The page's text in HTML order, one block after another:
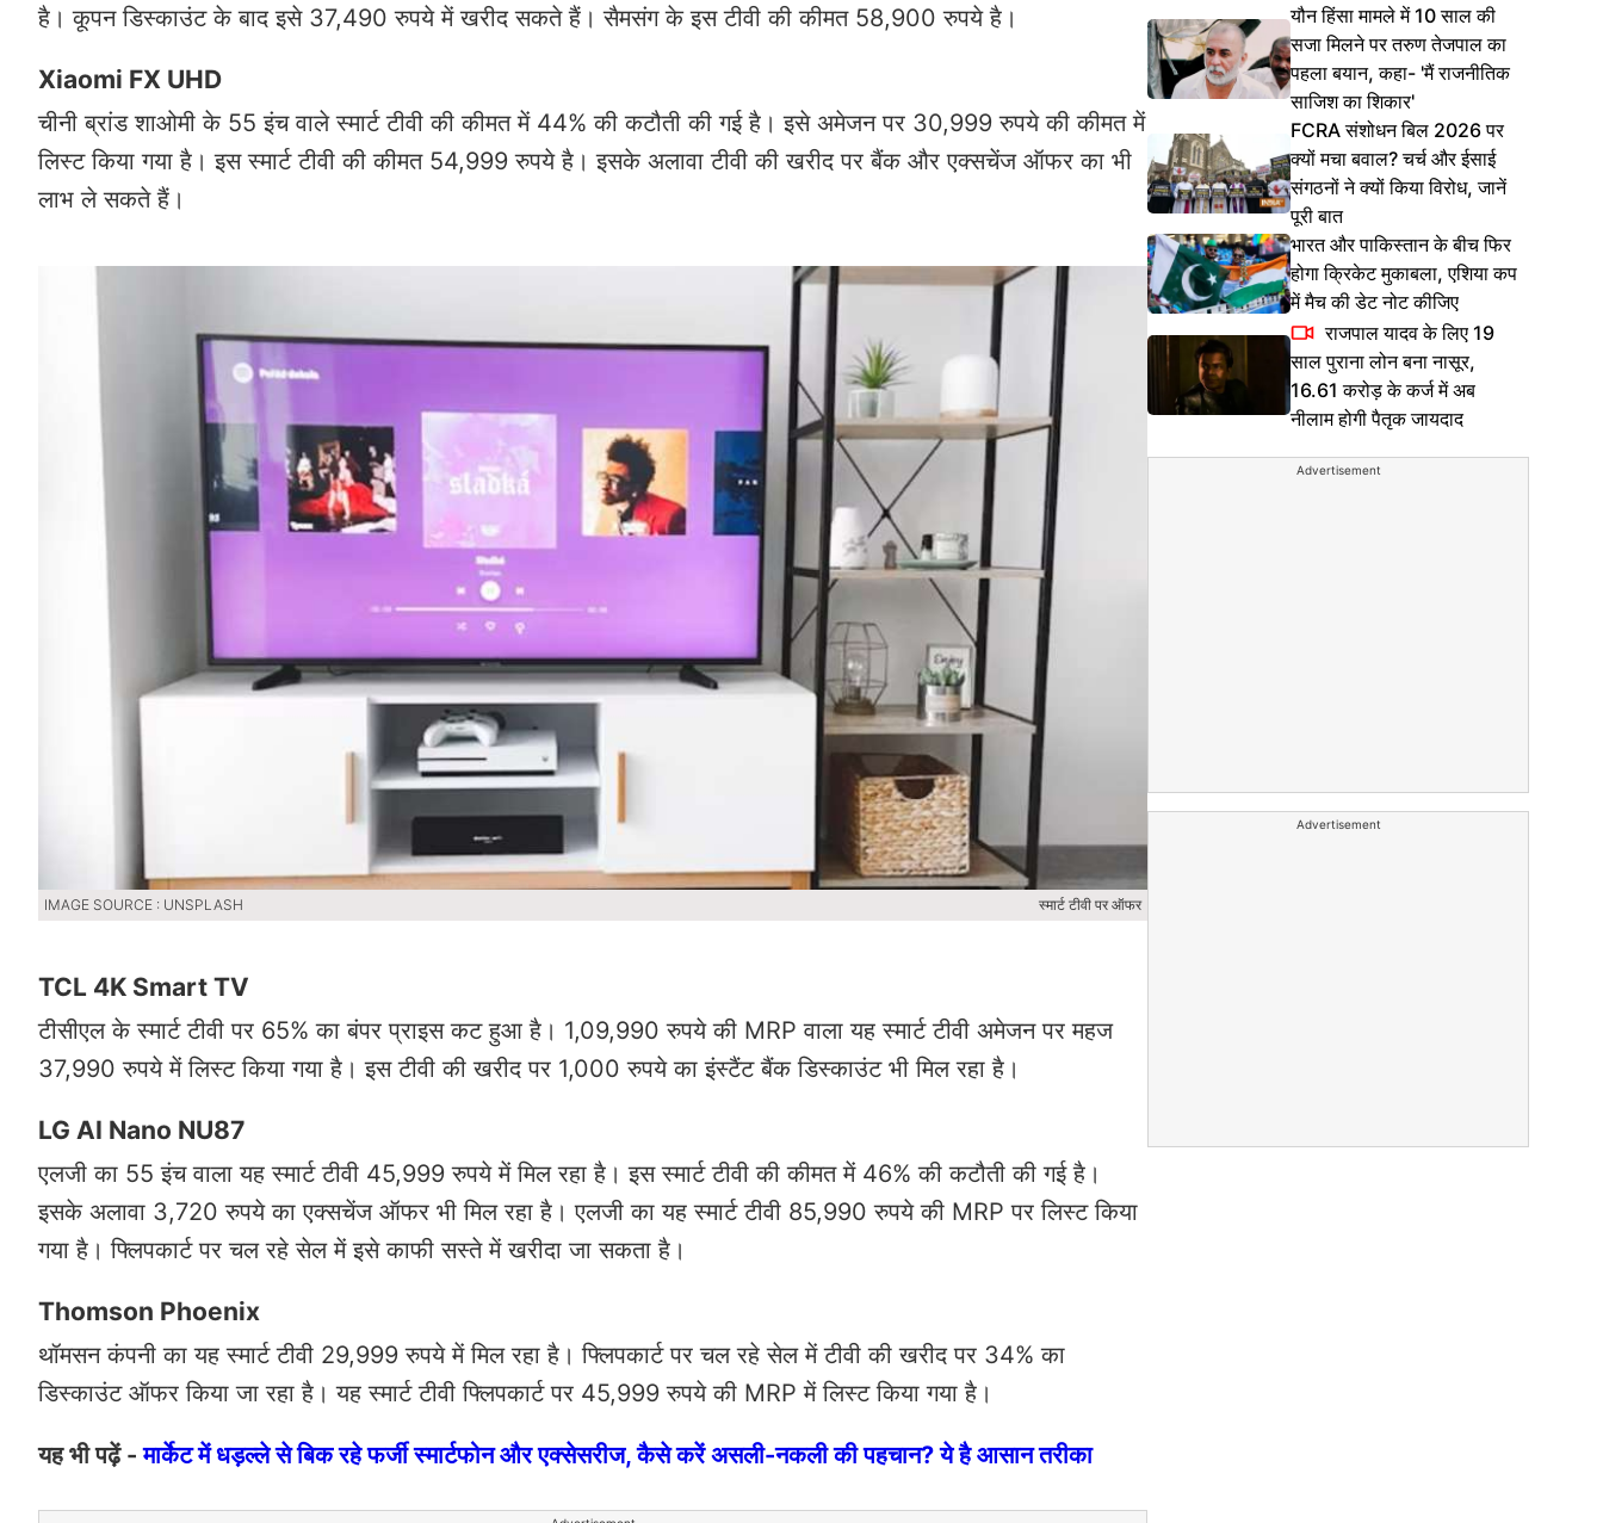
है। कूपन डिस्काउंट के बाद इसे 37,490 रुपये में खरीद सकते हैं। सैमसंग के इस टीवी की कीमत 58,900 रुपये है।
Xiaomi FX UHD
चीनी ब्रांड शाओमी के 55 इंच वाले स्मार्ट टीवी की कीमत में 44% की कटौती की गई है। इसे अमेजन पर 30,999 रुपये की कीमत में
लिस्ट किया गया है। इस स्मार्ट टीवी की कीमत 54,999 रुपये है। इसके अलावा टीवी की खरीद पर बैंक और एक्सचेंज ऑफर का भी
लाभ ले सकते हैं।
IMAGE SOURCE : UNSPLASH स्मार्ट टीवी पर ऑफर
TCL 4K Smart TV
टीसीएल के स्मार्ट टीवी पर 65% का बंपर प्राइस कट हुआ है। 1,09,990 रुपये की MRP वाला यह स्मार्ट टीवी अमेजन पर महज
37,990 रुपये में लिस्ट किया गया है। इस टीवी की खरीद पर 1,000 रुपये का इंस्टैंट बैंक डिस्काउंट भी मिल रहा है।
LG AI Nano NU87
एलजी का 55 इंच वाला यह स्मार्ट टीवी 45,999 रुपये में मिल रहा है। इस स्मार्ट टीवी की कीमत में 46% की कटौती की गई है।
इसके अलावा 3,720 रुपये का एक्सचेंज ऑफर भी मिल रहा है। एलजी का यह स्मार्ट टीवी 85,990 रुपये की MRP पर लिस्ट किया
गया है। फ्लिपकार्ट पर चल रहे सेल में इसे काफी सस्ते में खरीदा जा सकता है।
Thomson Phoenix
थॉमसन कंपनी का यह स्मार्ट टीवी 29,999 रुपये में मिल रहा है। फ्लिपकार्ट पर चल रहे सेल में टीवी की खरीद पर 34% का
डिस्काउंट ऑफर किया जा रहा है। यह स्मार्ट टीवी फ्लिपकार्ट पर 45,999 रुपये की MRP में लिस्ट किया गया है।
यह भी पढ़ें -मार्केट में धड़ल्ले से बिक रहे फर्जी स्मार्टफोन और एक्सेसरीज, कैसे करें असली-नकली की पहचान? ये है आसान तरीका
यौन हिंसा मामले में 10 साल की
सजा मिलने पर तरुण तेजपाल का
पहला बयान, कहा- 'मैं राजनीतिक
साजिश का शिकार'
FCRA संशोधन बिल 2026 पर
क्यों मचा बवाल? चर्च और ईसाई
संगठनों ने क्यों किया विरोध, जानें
पूरी बात
भारत और पाकिस्तान के बीच फिर
होगा क्रिकेट मुकाबला, एशिया कप
में मैच की डेट नोट कीजिए
राजपाल यादव के लिए 19
साल पुराना लोन बना नासूर,
16.61 करोड़ के कर्ज में अब
नीलाम होगी पैतृक जायदाद
Advertisement
Advertisement